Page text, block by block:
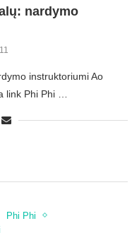
nardymo
instruktoriumi Ao
link Phi Phi …
Phi Phi